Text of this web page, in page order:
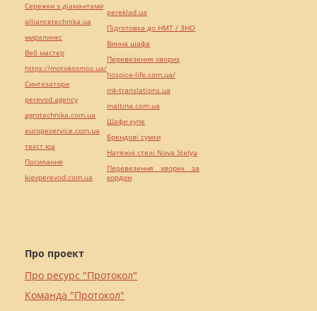
Про проект
Про ресурс "Протокол"
Команда "Протокол"
Сережки з діамантами
alliancetechnika.ua
миралинкс
Веб мастер
https://motokosmos.ua/
Синтезатори
perevod.agency
agrotechnika.com.ua
europeservice.com.ua
текст юа
Посилання
kievperevod.com.ua
pereklad.ua
Підготовка до НМТ / ЗНО
Винна шафа
Перевезення хворих
hospice-life.com.ua/
mk-translations.ua
maltina.com.ua
Шафи купе
Брендові сумки
Натяжні стелі Nova Stelya
Перевезення хворих за
кордон